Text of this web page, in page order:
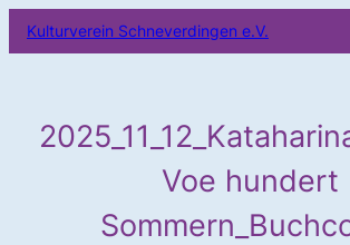
Inhalt
Kulturverein Schneverdingen e.V.
Voe hundert